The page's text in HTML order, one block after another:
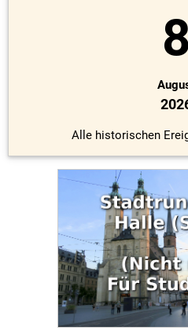
8
Alle historischen